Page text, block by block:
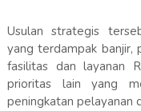
Usulan strategis
yang terdampak banjir,
fasilitas dan layanan
prioritas lain yang
peningkatan pelayanan